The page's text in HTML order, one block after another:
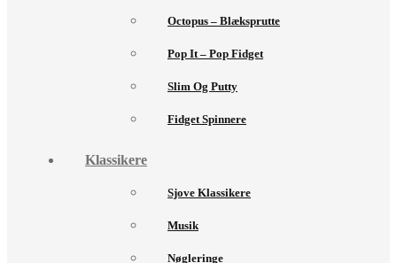
Octopus – Blæksprutte
Pop It – Pop Fidget
Slim Og Putty
Fidget Spinnere
Klassikere
Sjove Klassikere
Musik
Nøgleringe